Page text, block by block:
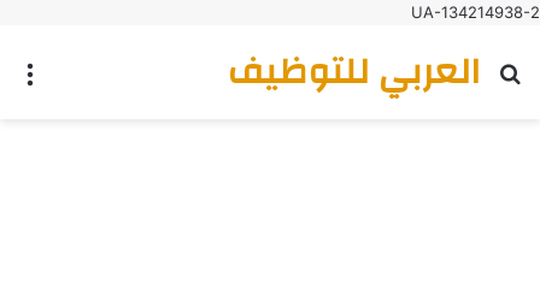
UA-134214938-2
العربي للتوظيف
بحث عن